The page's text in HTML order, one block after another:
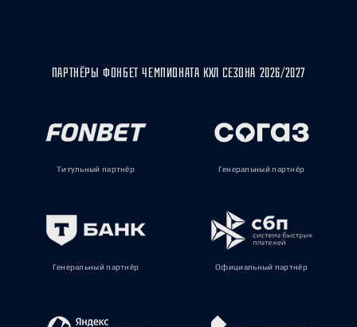
ПАРТНЁРЫ ФОНБЕТ ЧЕМПИОНАТА КХЛ СЕЗОНА 2026/2027
Титульный партнёр Генеральный партнёр
Генеральный партнёр Официальный партнёр